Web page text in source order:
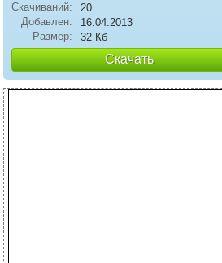
Скачиваний:
20
Добавлен:
16.04.2013
Размер:
32 Кб
Скачать